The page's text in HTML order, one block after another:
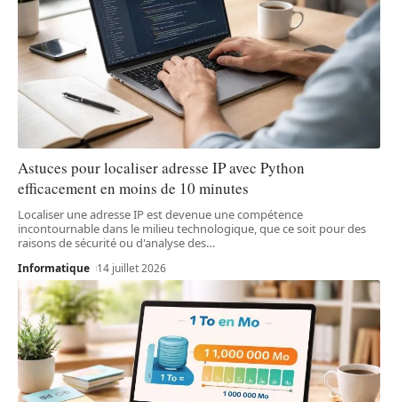
Astuces pour localiser adresse IP avec Python
efficacement en moins de 10 minutes
Localiser une adresse IP est devenue une compétence
incontournable dans le milieu technologique, que ce soit pour des
raisons de sécurité ou d'analyse des…
Informatique 14 juillet 2026